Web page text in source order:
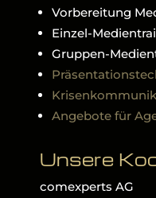
Vorbereitung
Einzel-
Gruppen-
Angebote für
Unsere
comexperts AG